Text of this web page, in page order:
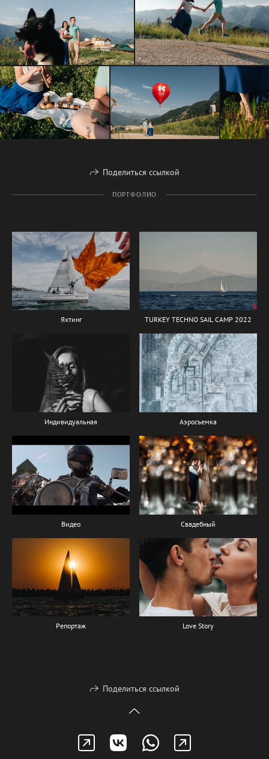
Поделиться ссылкой
ПОРТФОЛИО
Яхтинг TURKEY TECHNO SAIL CAMP 2022
Индивидуальная Аэросъемка
Видео Свадебный
Репортаж Love Story
Поделиться ссылкой